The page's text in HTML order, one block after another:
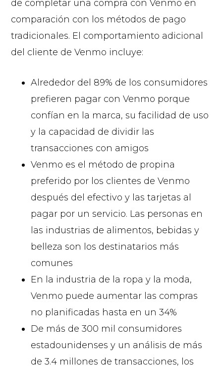
de completar una compra con Venmo en
comparación con los métodos de pago
tradicionales. El comportamiento adicional
del cliente de Venmo incluye:
Alrededor del 89% de los consumidores
prefieren pagar con Venmo porque
confían en la marca, su facilidad de uso
y la capacidad de dividir las
transacciones con amigos
Venmo es el método de propina
preferido por los clientes de Venmo
después del efectivo y las tarjetas al
pagar por un servicio. Las personas en
las industrias de alimentos, bebidas y
belleza son los destinatarios más
comunes
En la industria de la ropa y la moda,
Venmo puede aumentar las compras
no planificadas hasta en un 34%
De más de 300 mil consumidores
estadounidenses y un análisis de más
de 3.4 millones de transacciones, los